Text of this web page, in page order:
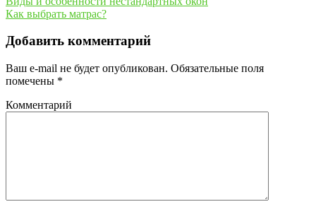
Как выбрать матрас?
Добавить комментарий
Ваш e-mail не будет опубликован. Обязательные поля
помечены *
Комментарий